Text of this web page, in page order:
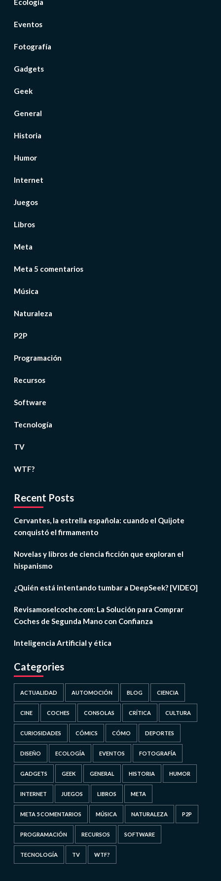
Ecología
Eventos
Fotografía
Gadgets
Geek
General
Historia
Humor
Internet
Juegos
Libros
Meta
Meta 5 comentarios
Música
Naturaleza
P2P
Programación
Recursos
Software
Tecnología
TV
WTF?
Recent Posts
Cervantes, la estrella española: cuando el Quijote
conquistó el firmamento
Novelas y libros de ciencia ficción que exploran el
hispanismo
¿Quién está intentando tumbar a DeepSeek? [VIDEO]
Revisamoselcoche.com: La Solución para Comprar
Coches de Segunda Mano con Confianza
Inteligencia Artificial y ética
Categories
ACTUALIDAD AUTOMOCIÓN BLOG CIENCIA
CINE COCHES CONSOLAS CRÍTICA CULTURA
CURIOSIDADES CÓMICS CÓMO DEPORTES
DISEÑO ECOLOGÍA EVENTOS FOTOGRAFÍA
GADGETS GEEK GENERAL HISTORIA HUMOR
INTERNET JUEGOS LIBROS META
META 5 COMENTARIOS MÚSICA NATURALEZA P2P
PROGRAMACIÓN RECURSOS SOFTWARE
TECNOLOGÍA TV WTF?